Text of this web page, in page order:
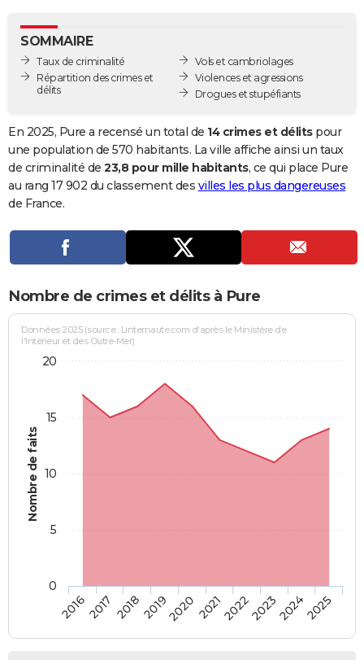
GUIDES D'ACHAT
BONS PLANS
Carte de Noël
Carte Bonne année
Carte Saint-Valentin
Carte Pâques
Carte d'anniversaire
DICTIONNAIRE
Dictionnaire
Biographies
Citations
Expressions
Proverbes
PROGRAMME TV
Se connecter
Entreprises
Service militaire
Avis de recherche
AVIS DE DÉCÈS
Bricolage
Lifestyle
Culture
Sport
Auto
Television
Voyage
Cinema
SOMMAIRE
Taux de criminalité
Répartition des crimes et
délits
Vols et cambriolages
Violences et agressions
Drogues et stupéfiants
En 2025, Pure a recensé un total de 14 crimes et délitspour
une population de 570 habitants. La ville affiche ainsi un taux
de criminalité de 23,8 pour mille habitants, ce qui place Pure
au rang 17 902 du classement des villes les plus dangereuses
de France.
Nombre de crimes et délits à Pure
Nombre de faits
Données 2025 (source : Linternaute.com d'après le Ministère de
l'Intérieur et des Outre-Mer)
20162017 20182019202020212022202320242025
0
5
10
15
20